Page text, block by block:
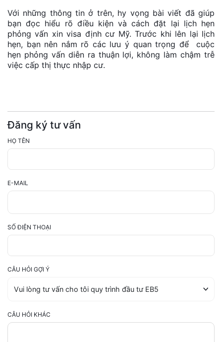
Với những thông tin ở trên, hy vọng bài viết đã giúp
bạn đọc hiểu rõ điều kiện và cách đặt lại lịch hẹn
phỏng vấn xin visa định cư Mỹ. Trước khi lên lại lịch
hẹn, bạn nên nắm rõ các lưu ý quan trọng để cuộc
hẹn phỏng vấn diễn ra thuận lợi, không làm chậm trễ
việc cấp thị thực nhập cư.
Đăng ký tư vấn
HỌ TÊN
E-MAIL
SỐ ĐIỆN THOẠI
CÂU HỎI GỢI Ý
CÂU HỎI KHÁC